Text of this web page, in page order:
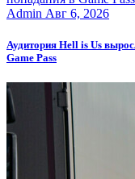
Admin Авг 6, 2026
Аудитория Hell is Us
Game Pass